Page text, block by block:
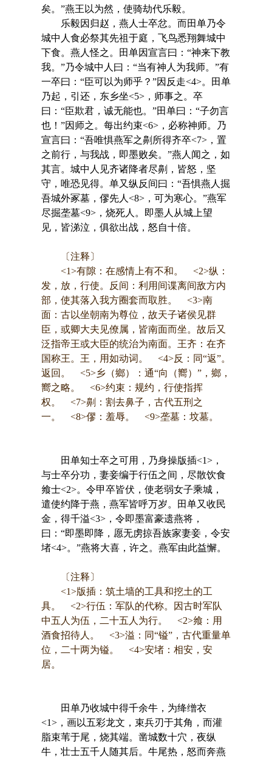
矣。”燕王以为然，使骑劫代乐毅。
乐毅因归赵，燕人士卒忿。而田单乃令
城中人食必祭其先祖于庭，飞鸟悉翔舞城中
下食。燕人怪之。田单因宣言曰：“神来下教
我。”乃令城中人曰：“当有神人为我师。”有
一卒曰：“臣可以为师乎？”因反走<4>。田单
乃起，引还，东乡坐<5>，师事之。卒
曰：“臣欺君，诚无能也。”田单曰：“子勿言
也！”因师之。每出约束<6>，必称神师。乃
宣言曰：“吾唯惧燕军之劓所得齐卒<7>，置
之前行，与我战，即墨败矣。”燕人闻之，如
其言。城中人见齐诸降者尽劓，皆怒，坚
守，唯恐见得。单又纵反间曰：“吾惧燕人掘
吾城外冢墓，僇先人<8>，可为寒心。”燕军
尽掘垄墓<9>，烧死人。即墨人从城上望
见，皆涕泣，俱欲出战，怒自十倍。
〔注释〕
<1>有隙：在感情上有不和。 <2>纵：
发，放，行使。反间：利用间谍离间敌方内
部，使其落入我方圈套而取胜。 <3>南
面：古以坐朝南为尊位，故天子诸侯见群
臣，或卿大夫见僚属，皆南面而坐。故后又
泛指帝王或大臣的统治为南面。王齐：在齐
国称王。王，用如动词。 <4>反：同“返”。
返回。 <5>乡（鄉）：通“向（嚮）”，鄉，
嚮之略。 <6>约束：规约，行使指挥
权。 <7>劓：割去鼻子，古代五刑之
一。 <8>僇：羞辱。 <9>垄墓：坟墓。
田单知士卒之可用，乃身操版插<1>，
与士卒分功，妻妾编于行伍之间，尽散饮食
飨士<2>。令甲卒皆伏，使老弱女子乘城，
遣使约降于燕，燕军皆呼万岁。田单又收民
金，得千溢<3>，令即墨富豪遗燕将，
曰：“即墨即降，愿无虏掠吾族家妻妾，令安
堵<4>。”燕将大喜，许之。燕军由此益懈。
〔注释〕
<1>版插：筑土墙的工具和挖土的工
具。 <2>行伍：军队的代称。因古时军队
中五人为伍，二十五人为行。 <2>飨：用
酒食招待人。 <3>溢：同“镒”，古代重量单
位，二十两为镒。 <4>安堵：相安，安
居。
田单乃收城中得千余牛，为绛缯衣
<1>，画以五彩龙文，束兵刃于其角，而灌
脂束苇于尾，烧其端。凿城数十穴，夜纵
牛，壮士五千人随其后。牛尾热，怒而奔燕